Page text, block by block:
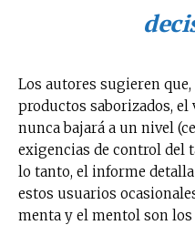
Los autores sugieren
productos saborizados, el
nunca bajará a un nivel
exigencias de control del
lo tanto, el informe
estos usuarios
menta y el mentol son